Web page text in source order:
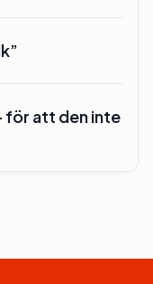
för att den inte